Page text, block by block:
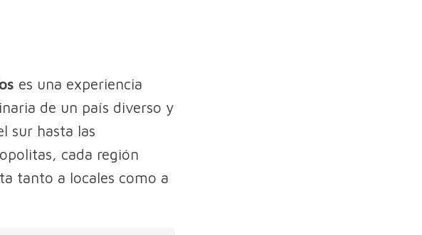
es una experiencia
de un país diverso y
sur hasta las
cada región
tanto a locales como a